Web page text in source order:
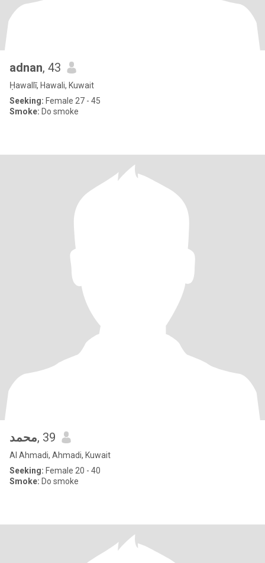
adnan, 43
Ḥawallī, Hawali, Kuwait
Seeking: Female 27 - 45
Smoke: Do smoke
محمد, 39
Al Ahmadi, Ahmadi, Kuwait
Seeking: Female 20 - 40
Smoke: Do smoke